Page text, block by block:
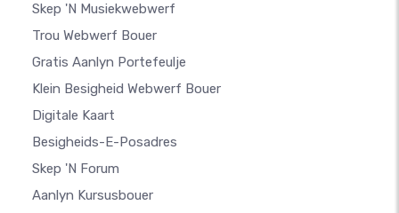
Skep 'n Musiekwebwerf
Trou Webwerf Bouer
Gratis Aanlyn Portefeulje
Klein Besigheid Webwerf Bouer
Digitale Kaart
Besigheids-E-Posadres
Skep 'n Forum
Aanlyn Kursusbouer